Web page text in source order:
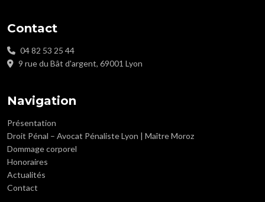
Contact
04 82 53 25 44
9 rue du Bât d'argent, 69001 Lyon
Navigation
Présentation
Droit Pénal – Avocat Pénaliste Lyon | Maître Moroz
Dommage corporel
Honoraires
Actualités
Contact